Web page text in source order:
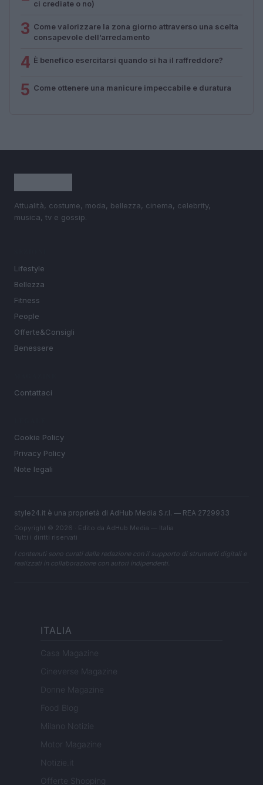
ci crediate o no)
3 Come valorizzare la zona giorno attraverso una scelta
consapevole dell’arredamento
4 È benefico esercitarsi quando si ha il raffreddore?
5 Come ottenere una manicure impeccabile e duratura
Attualità, costume, moda, bellezza, cinema, celebrity,
musica, tv e gossip.
Lifestyle
Bellezza
Fitness
People
Offerte&Consigli
Benessere
Contattaci
Cookie Policy
Privacy Policy
Note legali
style24.it è una proprietà di AdHub Media S.r.l. — REA 2729933
Copyright © 2026 · Edito da AdHub Media — Italia
Tutti i diritti riservati
I contenuti sono curati dalla redazione con il supporto di strumenti digitali e
realizzati in collaborazione con autori indipendenti.
ITALIA
Casa Magazine
Cineverse Magazine
Donne Magazine
Food Blog
Milano Notizie
Motor Magazine
Notizie.it
Offerte Shopping